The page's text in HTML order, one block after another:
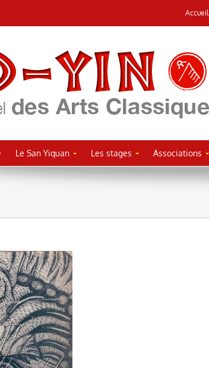
Accueil
Le San Yiquan Les stages Associations